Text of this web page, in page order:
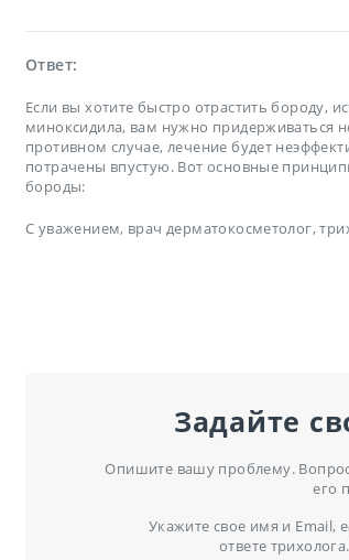
Ответ:
Если вы хотите быстро отрастить бороду,
миноксидила, вам нужно придерживаться
противном случае, лечение будет
потрачены впустую. Вот основные
бороды:
С уважением, врач дерматокосметолог,
Задайте
Опишите вашу проблему. Вопрос
его
Укажите свое имя и Email,
ответе